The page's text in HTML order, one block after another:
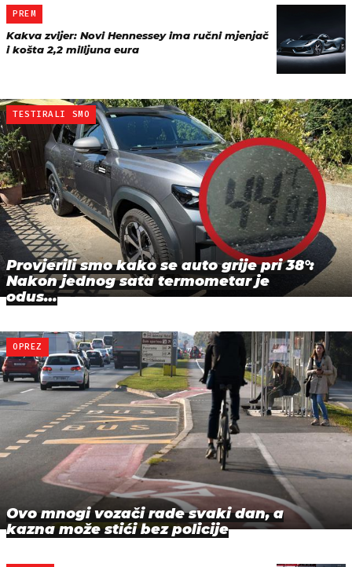
PREM
Kakva zvijer: Novi Hennessey ima ručni mjenjač
i košta 2,2 milijuna eura
TESTIRALI SMO
Provjerili smo kako se auto grije pri 38°:
Nakon jednog sata termometar je
odus…
OPREZ
Ovo mnogi vozači rade svaki dan, a
kazna može stići bez policije